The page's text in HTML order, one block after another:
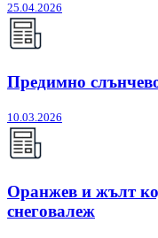
25.04.2026
Предимно
10.03.2026
Оранжев и жълт
снеговалеж